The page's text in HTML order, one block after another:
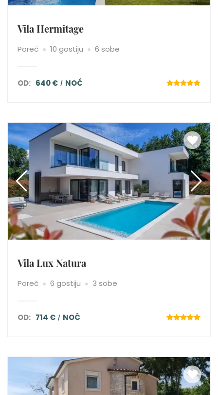
Vila Hermitage
Poreč 10 gostiju 6 sobe
OD: 640 € NOĆ
Vila Lux Natura
Poreč 6 gostiju 3 sobe
OD: 714 € NOĆ